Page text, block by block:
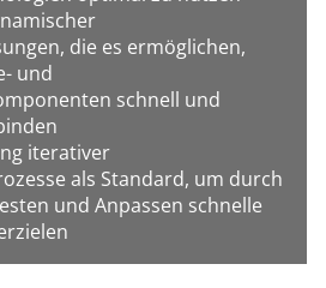
die es ermöglichen,
und
schnell und
iterativer
als Standard, um durch
und Anpassen schnelle